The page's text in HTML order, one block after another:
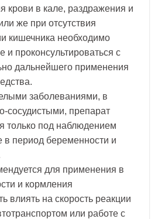
крови в кале, раздражения и
же при отсутствия
кишечника необходимо
и проконсультироваться с
дальнейшего применения
заболеваниями, в
сосудистыми, препарат
только под наблюдением
период беременности и
для применения в
и кормления
влиять на скорость реакции
или работе с